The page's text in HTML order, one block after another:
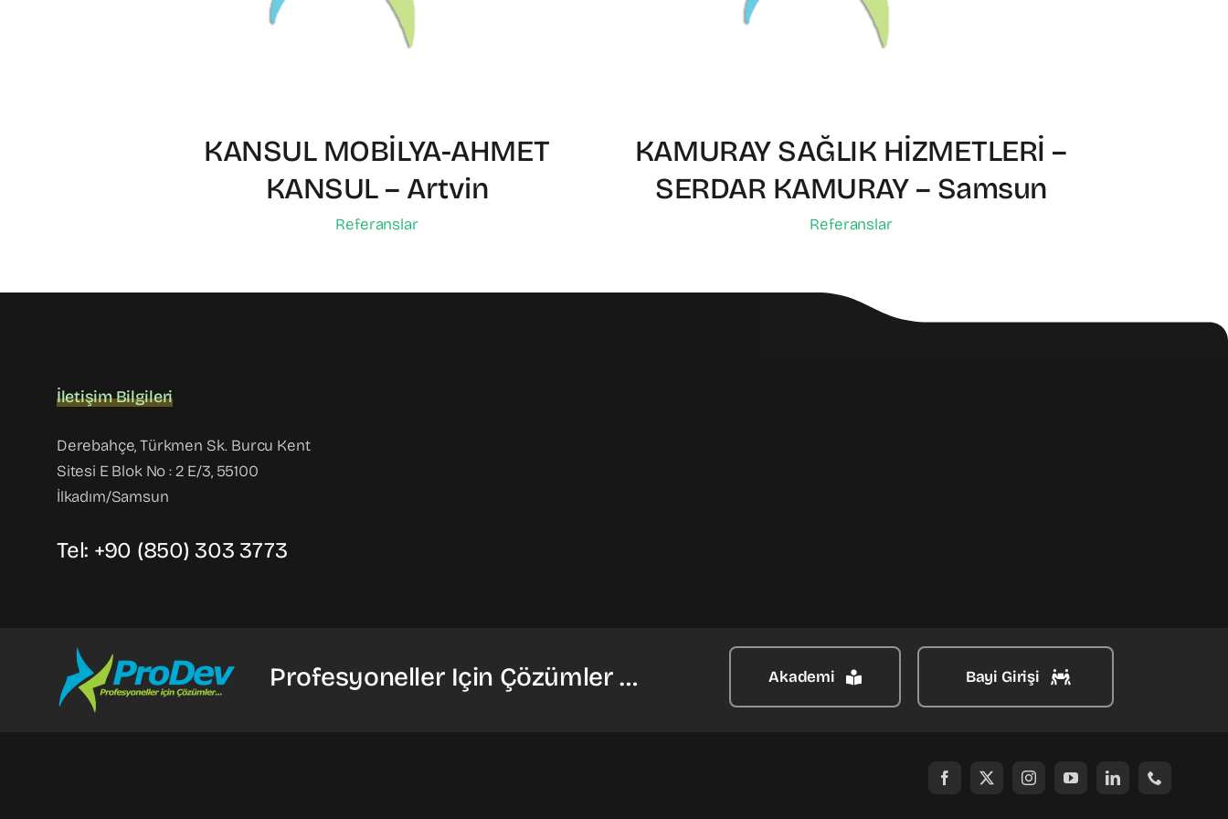
KANSUL MOBİLYA-AHMET
KANSUL – Artvin
Referanslar
KAMURAY SAĞLIK HİZMETLERİ –
SERDAR KAMURAY – Samsun
Referanslar
İletişim Bilgileri
Derebahçe, Türkmen Sk. Burcu Kent
Sitesi E Blok No : 2 E/3, 55100
İlkadım/Samsun
Tel: +90 (850) 303 3773
Profesyoneller Için Çözümler … Akademi Bayi Girişi